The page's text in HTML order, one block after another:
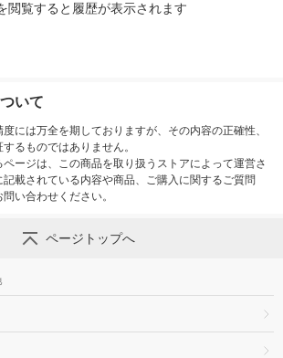
閲覧すると履歴が表示されます
いて
には万全を期しておりますが、その内容の正確性、
るものではありません。
ージは、この商品を取り扱うストアによって運営さ
載されている内容や商品、ご購入に関するご質問
い合わせください。
ページトップへ